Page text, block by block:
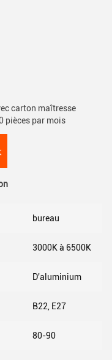
carton maîtresse
pièces par mois
bureau
3000K à 6500K
D'aluminium
B22, E27
80-90